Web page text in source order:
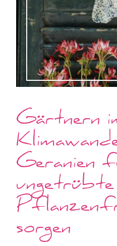
Gärtnern
Geranien
ungetrübte
sorgen